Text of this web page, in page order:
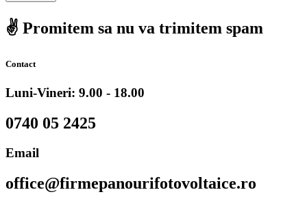
✌️ Promitem sa nu va trimitem spam
Contact
Luni-Vineri: 9.00 - 18.00
0740 05 2425
Email
office@firmepanourifotovoltaice.ro